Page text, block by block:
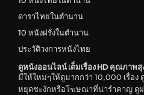
ดาราไทยในตำนาน
10 หนังฝรั่งในตำนาน
ประวัติวงการหนังไทย
ดูหนังออนไลน์ เต็มเรื่อง HD คุณภาพสุ
มีให้ใหม่ๆให้ดูมากกว่า 10,000 เรื่อง
หยุดชะงักหรือโฆษณาที่น่ารำคาญ ดูผ่